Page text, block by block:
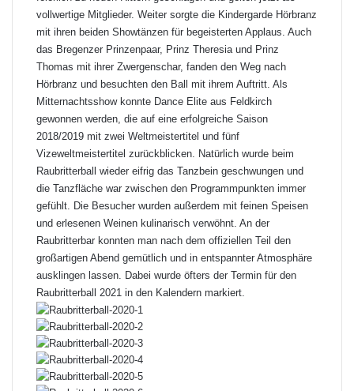
vollwertige Mitglieder. Weiter sorgte die Kindergarde Hörbranz
mit ihren beiden Showtänzen für begeisterten Applaus. Auch
das Bregenzer Prinzenpaar, Prinz Theresia und Prinz
Thomas mit ihrer Zwergenschar, fanden den Weg nach
Hörbranz und besuchten den Ball mit ihrem Auftritt. Als
Mitternachtsshow konnte Dance Elite aus Feldkirch
gewonnen werden, die auf eine erfolgreiche Saison
2018/2019 mit zwei Weltmeistertitel und fünf
Vizeweltmeistertitel zurückblicken. Natürlich wurde beim
Raubritterball wieder eifrig das Tanzbein geschwungen und
die Tanzfläche war zwischen den Programmpunkten immer
gefühlt. Die Besucher wurden außerdem mit feinen Speisen
und erlesenen Weinen kulinarisch verwöhnt. An der
Raubritterbar konnten man nach dem offiziellen Teil den
großartigen Abend gemütlich und in entspannter Atmosphäre
ausklingen lassen. Dabei wurde öfters der Termin für den
Raubritterball 2021 in den Kalendern markiert.